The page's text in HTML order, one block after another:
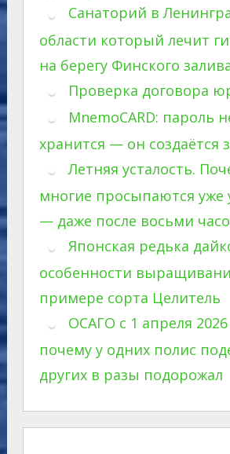
Санаторий в
области который лечит
на берегу Финского
Проверка договора
MnemoCARD: пароль
хранится — он создаётся
Летняя усталость.
многие просыпаются уже
— даже после восьми
Японская редька
особенности
примере сорта Целитель
ОСАГО с 1 апреля 2026
почему у одних полис
других в разы подорожал